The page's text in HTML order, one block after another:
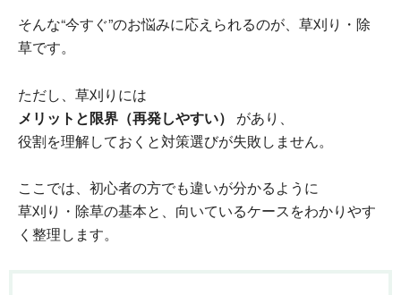
そんな“今すぐ”のお悩みに応えられるのが、草刈り・除
草です。
ただし、草刈りには
メリットと限界（再発しやすい）
があり、
役割を理解しておくと対策選びが失敗しません。
ここでは、初心者の方でも違いが分かるように
草刈り・除草の基本と、向いているケースをわかりやす
く整理します。